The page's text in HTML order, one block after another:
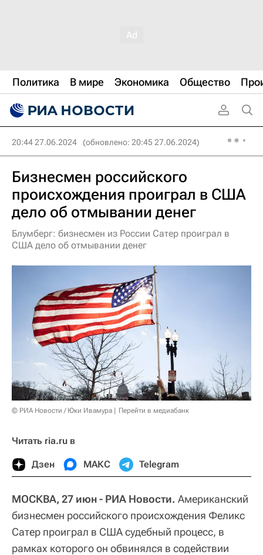
Политика В мире Экономика Общество
20:44 27.06.2024 (обновлено: 20:45 27.06.2024)
Бизнесмен российского
происхождения проиграл в США
дело об отмывании денег
Блумберг: бизнесмен из России Сатер проиграл в
США дело об отмывании денег
© РИА Новости / Юки Ивамура Перейти в медиабанк
Читать ria.ru в
Дзен МАКС Telegram
МОСКВА, 27 июн - РИА Новости. Американский
бизнесмен российского происхождения Феликс
Сатер проиграл в США судебный процесс, в
рамках которого он обвинялся в содействии